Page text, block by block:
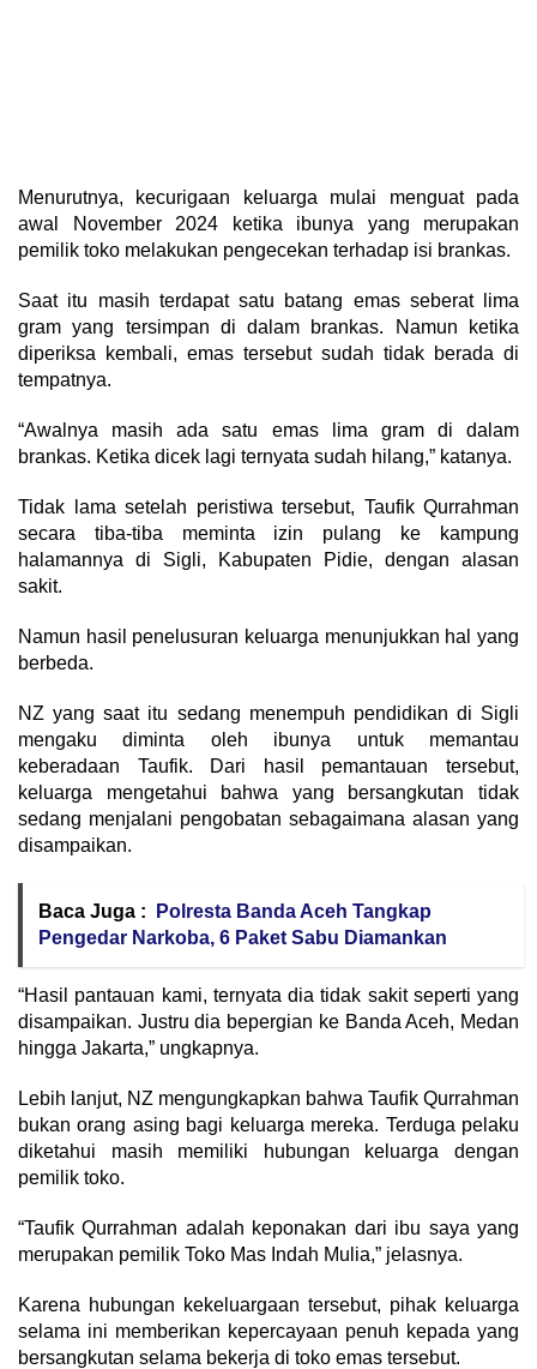
Menurutnya, kecurigaan keluarga mulai menguat pada
awal November 2024 ketika ibunya yang merupakan
pemilik toko melakukan pengecekan terhadap isi brankas.
Saat itu masih terdapat satu batang emas seberat lima
gram yang tersimpan di dalam brankas. Namun ketika
diperiksa kembali, emas tersebut sudah tidak berada di
tempatnya.
“Awalnya masih ada satu emas lima gram di dalam
brankas. Ketika dicek lagi ternyata sudah hilang,” katanya.
Tidak lama setelah peristiwa tersebut, Taufik Qurrahman
secara tiba-tiba meminta izin pulang ke kampung
halamannya di Sigli, Kabupaten Pidie, dengan alasan
sakit.
Namun hasil penelusuran keluarga menunjukkan hal yang
berbeda.
NZ yang saat itu sedang menempuh pendidikan di Sigli
mengaku diminta oleh ibunya untuk memantau
keberadaan Taufik. Dari hasil pemantauan tersebut,
keluarga mengetahui bahwa yang bersangkutan tidak
sedang menjalani pengobatan sebagaimana alasan yang
disampaikan.
Baca Juga :
Polresta Banda Aceh Tangkap
Pengedar Narkoba, 6 Paket Sabu Diamankan
“Hasil pantauan kami, ternyata dia tidak sakit seperti yang
disampaikan. Justru dia bepergian ke Banda Aceh, Medan
hingga Jakarta,” ungkapnya.
Lebih lanjut, NZ mengungkapkan bahwa Taufik Qurrahman
bukan orang asing bagi keluarga mereka. Terduga pelaku
diketahui masih memiliki hubungan keluarga dengan
pemilik toko.
“Taufik Qurrahman adalah keponakan dari ibu saya yang
merupakan pemilik Toko Mas Indah Mulia,” jelasnya.
Karena hubungan kekeluargaan tersebut, pihak keluarga
selama ini memberikan kepercayaan penuh kepada yang
bersangkutan selama bekerja di toko emas tersebut.